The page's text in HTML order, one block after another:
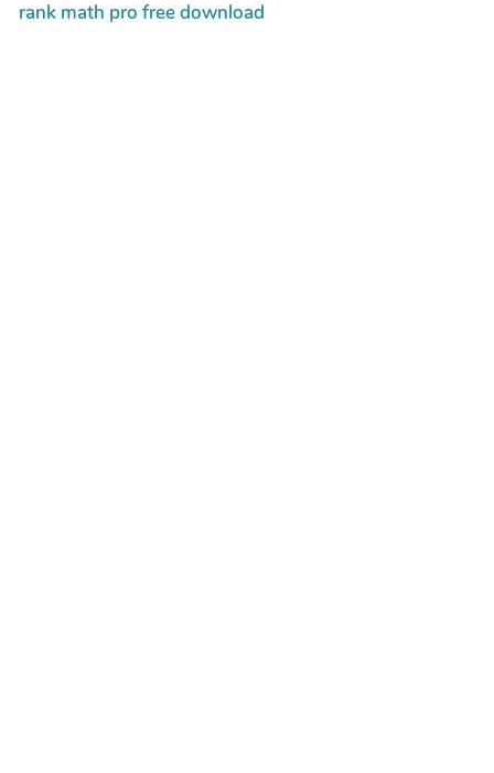
rank math pro free download